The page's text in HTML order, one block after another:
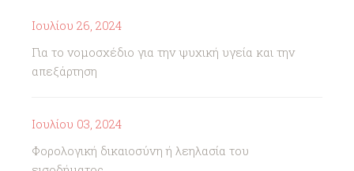
Ιουλίου 26, 2024
Για το νομοσχέδιο για την ψυχική υγεία και την
απεξάρτηση
Ιουλίου 03, 2024
Φορολογική δικαιοσύνη ή λεηλασία του